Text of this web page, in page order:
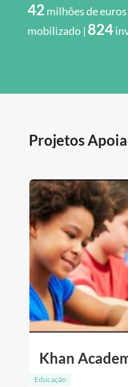
42 milhões de
mobilizado | 824
Projetos
Khan
Educação